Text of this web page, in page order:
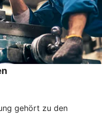
gehört zu den